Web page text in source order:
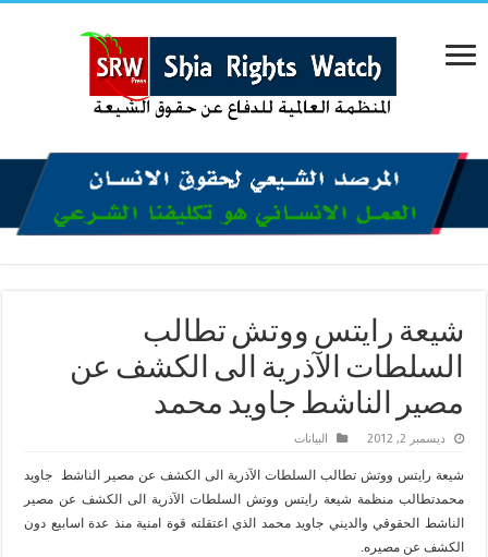
شيعة رايتس ووتش تطالب
السلطات الآذرية الى الكشف عن
مصير الناشط جاويد محمد
ديسمبر 2, 2012 البیانات
شيعة رايتس ووتش تطالب السلطات الآذرية الى الكشف عن مصير الناشط جاويد
محمدتطالب منظمة شيعة رايتس ووتش السلطات الآذرية الى الكشف عن مصير
الناشط الحقوقي والديني جاويد محمد الذي اعتقلته قوة امنية منذ عدة اسابيع دون
الكشف عن مصيره.